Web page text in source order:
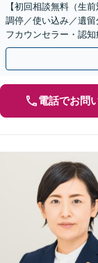
【初回相談無料（生
調停／使い込み／遺
フカウンセラー・認
続もお任せください
電話でお問